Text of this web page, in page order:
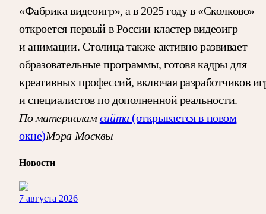
«Фабрика видеоигр», а в 2025 году в «Сколково»
откроется первый в России кластер видеоигр
и анимации. Столица также активно развивает
образовательные программы, готовя кадры для
креативных профессий, включая разработчиков
и специалистов по дополненной реальности.
По материаламсайта(открывается в новом
окне)Мэра Москвы
Новости
7 августа 2026